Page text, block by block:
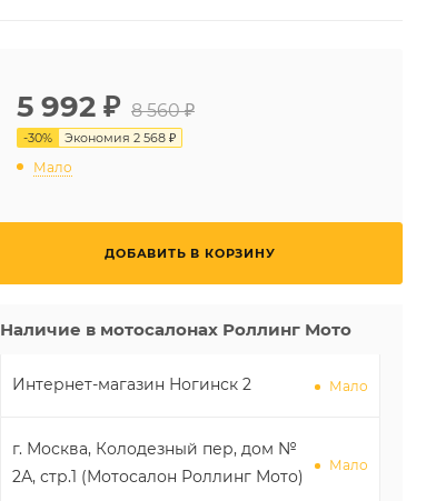
5 992 ₽ 8 560 ₽
-30% Экономия 2 568 ₽
Мало
ДОБАВИТЬ В КОРЗИНУ
Наличие в мотосалонах Роллинг Мото
Интернет-магазин Ногинск 2 Мало
г. Москва, Колодезный пер, дом №
2А, стр.1 (Мотосалон Роллинг Мото)
Мало